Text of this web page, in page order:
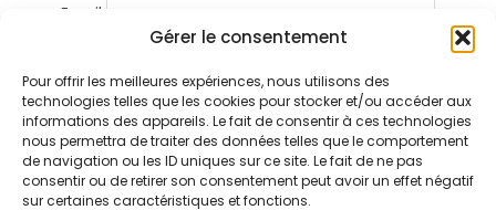
Gérer le consentement
Pour offrir les meilleures expériences, nous utilisons des
technologies telles que les cookies pour stocker et/ou accéder aux
informations des appareils. Le fait de consentir à ces technologies
nous permettra de traiter des données telles que le comportement
de navigation ou les ID uniques sur ce site. Le fait de ne pas
consentir ou de retirer son consentement peut avoir un effet négatif
sur certaines caractéristiques et fonctions.
Email